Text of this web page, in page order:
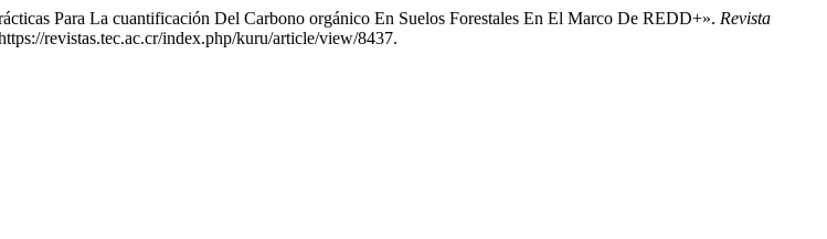
Para La cuantificación Del Carbono orgánico En Suelos Forestales En El Marco De REDD+». Revista
revistas.tec.ac.cr/index.php/kuru/article/view/8437.